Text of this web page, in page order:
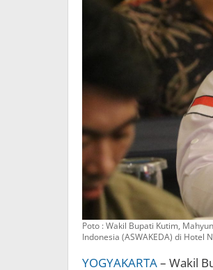
Poto : Wakil Bupati Kutim,
Indonesia (ASWAKEDA) di Hotel
YOGYAKARTA– Wakil